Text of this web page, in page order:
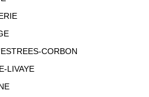
CORBON
LIVAYE